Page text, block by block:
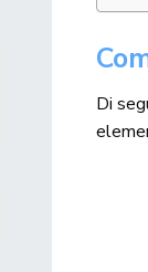
Di